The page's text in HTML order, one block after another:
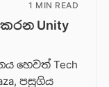
1 MIN READ
Unity
හෙවත් Tech
පසුගිය